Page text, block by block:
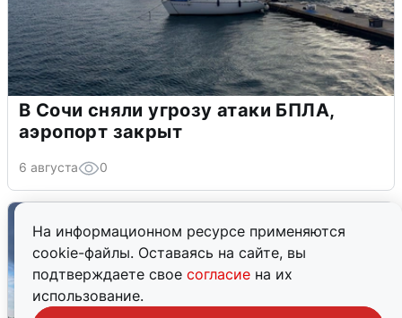
На информационном ресурсе применяются
cookie-файлы. Оставаясь на сайте, вы
подтверждаете свое согласие на их
использование.
В Сочи сняли угрозу атаки БПЛА,
аэропорт закрыт
6 августа 0